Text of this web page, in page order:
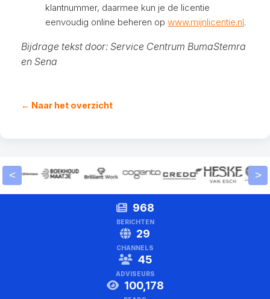
klantnummer, daarmee kun je de licentie
eenvoudig online beheren op www.mijnlicentie.nl.
Bijdrage tekst door: Service Centrum BumaStemra
en Sena
← Naar het overzicht
< >
968
BERICHTEN
29
CHANNELS
45
ADVISEURS
100,178